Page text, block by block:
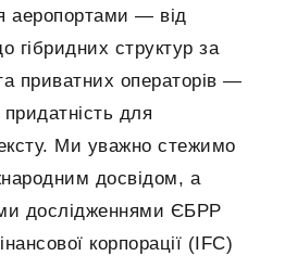
аеропортами — від
гібридних структур за
приватних операторів —
для
Ми уважно стежимо
досвідом, а
дослідженнями ЄБРР
корпорації (IFC)